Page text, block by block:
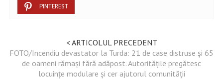
PINTEREST
< ARTICOLUL PRECEDENT
FOTO/Incendiu devastator la Turda: 21 de case distruse și 65
de oameni rămași fără adăpost. Autoritățile pregătesc
locuințe modulare și cer ajutorul comunității